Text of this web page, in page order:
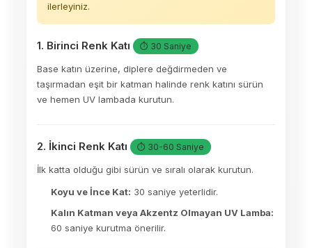
ilerleyiniz.
1. Birinci Renk Katı ⏱ 30 Saniye
Base katın üzerine, diplere değdirmeden ve
taşırmadan eşit bir katman halinde renk katını sürün
ve hemen UV lambada kurutun.
2. İkinci Renk Katı ⏱ 30-60 Saniye
İlk katta olduğu gibi sürün ve sıralı olarak kurutun.
Koyu ve İnce Kat: 30 saniye yeterlidir.
Kalın Katman veya Akzentz Olmayan UV Lamba:
60 saniye kurutma önerilir.